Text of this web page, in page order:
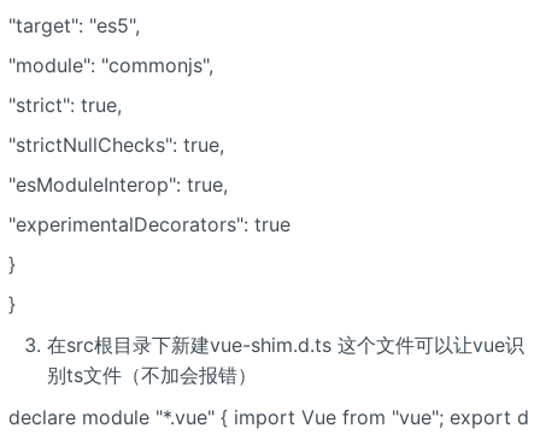
"target": "es5",
"module": "commonjs",
"strict": true,
"strictNullChecks": true,
"esModuleInterop": true,
"experimentalDecorators": true
}
}
在src根目录下新建vue-shim.d.ts 这个文件可以让vue识
别ts文件（不加会报错）
declare module "*.vue" { import Vue from "vue"; export d